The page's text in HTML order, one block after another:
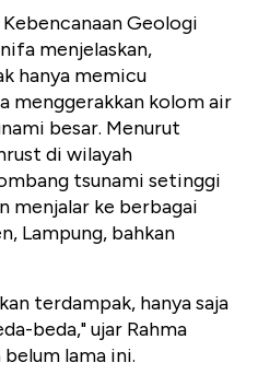
Geologi
menjelaskan,
hanya memicu
menggerakkan kolom air
besar. Menurut
di wilayah
tsunami setinggi
menjalar ke berbagai
Lampung, bahkan
terdampak, hanya saja
beda," ujar Rahma
lama ini.